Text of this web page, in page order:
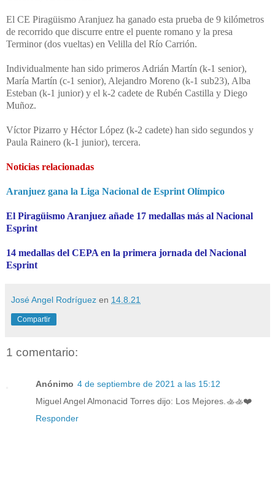
El CE Piragüismo Aranjuez ha ganado esta prueba de 9 kilómetros
de recorrido que discurre entre el puente romano y la presa
Terminor (dos vueltas) en Velilla del Río Carrión.
Individualmente han sido primeros Adrián Martín (k-1 senior),
María Martín (c-1 senior), Alejandro Moreno (k-1 sub23), Alba
Esteban (k-1 junior) y el k-2 cadete de Rubén Castilla y Diego
Muñoz.
Víctor Pizarro y Héctor López (k-2 cadete) han sido segundos y
Paula Rainero (k-1 junior), tercera.
Noticias relacionadas
Aranjuez gana la Liga Nacional de Esprint Olímpico
El Piragüismo Aranjuez añade 17 medallas más al Nacional
Esprint
14 medallas del CEPA en la primera jornada del Nacional
Esprint
José Angel Rodríguez en 14.8.21
Compartir
1 comentario:
Anónimo 4 de septiembre de 2021 a las 15:12
Miguel Angel Almonacid Torres dijo: Los Mejores.🚣🚣❤️
Responder